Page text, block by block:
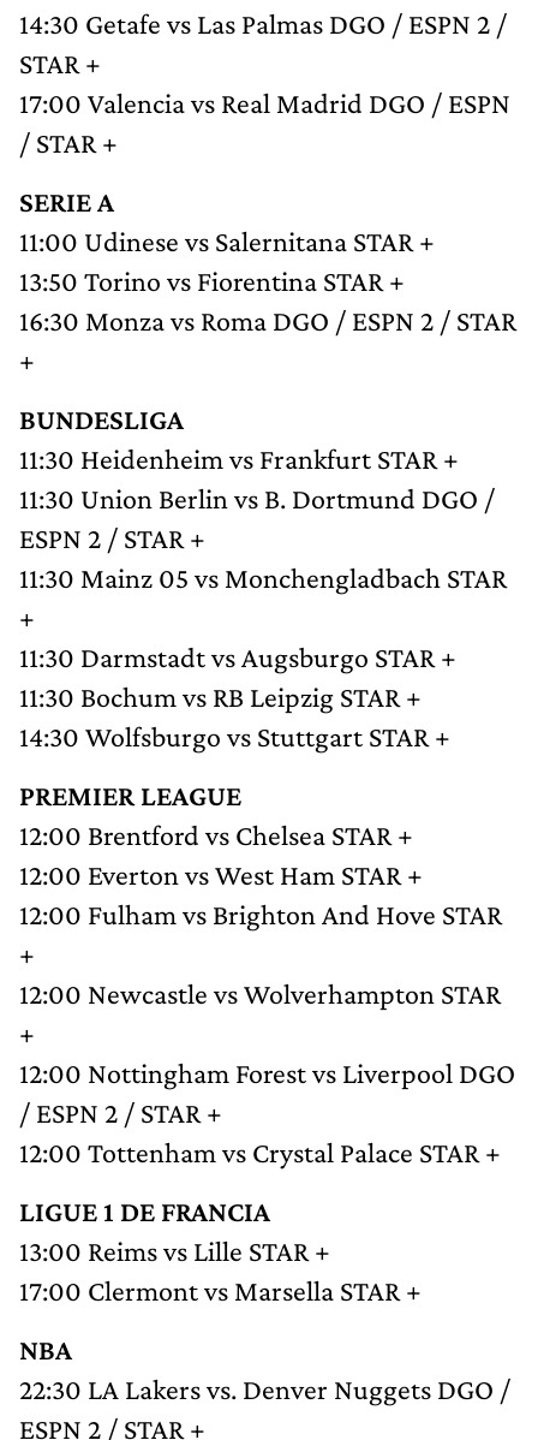
14:30 Getafe vs Las Palmas DGO / ESPN 2 /
STAR +
17:00 Valencia vs Real Madrid DGO / ESPN
/ STAR +
SERIE A
11:00 Udinese vs Salernitana STAR +
13:50 Torino vs Fiorentina STAR +
16:30 Monza vs Roma DGO / ESPN 2 / STAR
+
BUNDESLIGA
11:30 Heidenheim vs Frankfurt STAR +
11:30 Union Berlin vs B. Dortmund DGO /
ESPN 2 / STAR +
11:30 Mainz 05 vs Monchengladbach STAR
+
11:30 Darmstadt vs Augsburgo STAR +
11:30 Bochum vs RB Leipzig STAR +
14:30 Wolfsburgo vs Stuttgart STAR +
PREMIER LEAGUE
12:00 Brentford vs Chelsea STAR +
12:00 Everton vs West Ham STAR +
12:00 Fulham vs Brighton And Hove STAR
+
12:00 Newcastle vs Wolverhampton STAR
+
12:00 Nottingham Forest vs Liverpool DGO
/ ESPN 2 / STAR +
12:00 Tottenham vs Crystal Palace STAR +
LIGUE 1 DE FRANCIA
13:00 Reims vs Lille STAR +
17:00 Clermont vs Marsella STAR +
NBA
22:30 LA Lakers vs. Denver Nuggets DGO /
ESPN 2 / STAR +